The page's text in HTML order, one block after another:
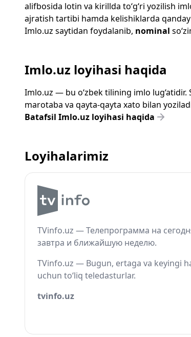
alifbosida lotin va kirillda to‘g‘ri yozilish
ajratish tartibi hamda kelishiklarda
Imlo.uz saytidan foydalanib, nominal
Imlo.uz loyihasi haqida
Imlo.uz — bu o‘zbek tilining imlo
marotaba va qayta-qayta xato bilan
Batafsil Imlo.uz loyihasi haqida
Loyihalarimiz
TVinfo.uz — Телепрограмма на
завтра и ближайшую неделю.
TVinfo.uz — Bugun, ertaga va keyingi
uchun to‘liq teledasturlar.
tvinfo.uz